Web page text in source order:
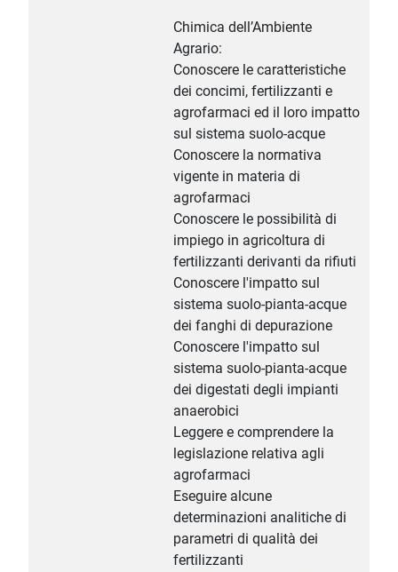
Chimica dell’Ambiente
Agrario:
Conoscere le caratteristiche
dei concimi, fertilizzanti e
agrofarmaci ed il loro impatto
sul sistema suolo-acque
Conoscere la normativa
vigente in materia di
agrofarmaci
Conoscere le possibilità di
impiego in agricoltura di
fertilizzanti derivanti da rifiuti
Conoscere l'impatto sul
sistema suolo-pianta-acque
dei fanghi di depurazione
Conoscere l'impatto sul
sistema suolo-pianta-acque
dei digestati degli impianti
anaerobici
Leggere e comprendere la
legislazione relativa agli
agrofarmaci
Eseguire alcune
determinazioni analitiche di
parametri di qualità dei
fertilizzanti